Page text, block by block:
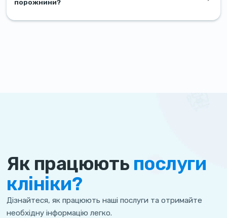
порожнини?
Як працюють послуги
клініки?
Дізнайтеся, як працюють наші послуги та отримайте
необхідну інформацію легко.